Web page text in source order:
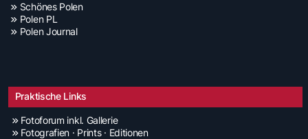
Schönes Polen
Polen PL
Polen Journal
Praktische Links
Fotoforum inkl. Gallerie
Fotografien · Prints · Editionen